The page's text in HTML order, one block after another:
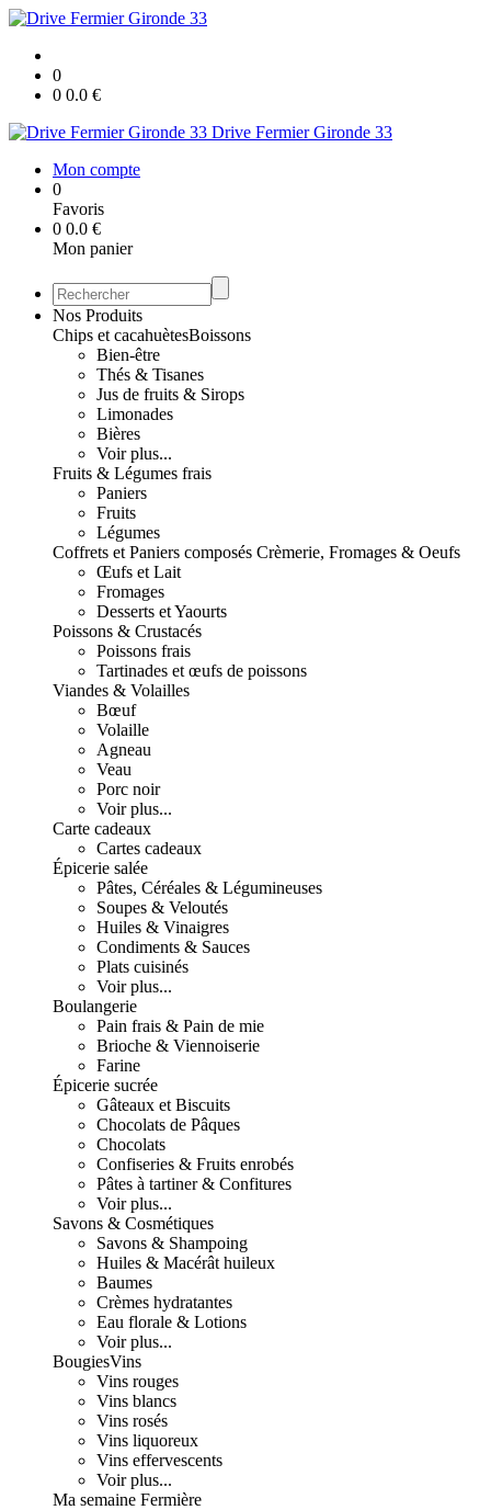
0
0 0.0 €
Drive Fermier Gironde 33
Mon compte
0
Favoris
0 0.0 €
Mon panier
Nos Produits
Chips et cacahuètesBoissons
Bien-être
Thés & Tisanes
Jus de fruits & Sirops
Limonades
Bières
Voir plus...
Fruits & Légumes frais
Paniers
Fruits
Légumes
Coffrets et Paniers composés Crèmerie, Fromages & Oeufs
Œufs et Lait
Fromages
Desserts et Yaourts
Poissons & Crustacés
Poissons frais
Tartinades et œufs de poissons
Viandes & Volailles
Bœuf
Volaille
Agneau
Veau
Porc noir
Voir plus...
Carte cadeaux
Cartes cadeaux
Épicerie salée
Pâtes, Céréales & Légumineuses
Soupes & Veloutés
Huiles & Vinaigres
Condiments & Sauces
Plats cuisinés
Voir plus...
Boulangerie
Pain frais & Pain de mie
Brioche & Viennoiserie
Farine
Épicerie sucrée
Gâteaux et Biscuits
Chocolats de Pâques
Chocolats
Confiseries & Fruits enrobés
Pâtes à tartiner & Confitures
Voir plus...
Savons & Cosmétiques
Savons & Shampoing
Huiles & Macérât huileux
Baumes
Crèmes hydratantes
Eau florale & Lotions
Voir plus...
BougiesVins
Vins rouges
Vins blancs
Vins rosés
Vins liquoreux
Vins effervescents
Voir plus...
Ma semaine Fermière